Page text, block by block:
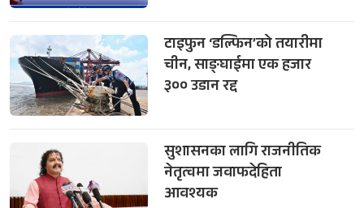
टाइफुन ‘डल्फिन’को तयारीमा
चीन, साङ्घाईमा एक हजार
३०० उडान रद्द
सुशासनका लागि राजनीतिक
नेतृत्वमा जवाफदेहिता
आवश्यक